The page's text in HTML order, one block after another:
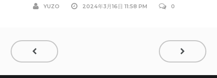
YUZO 2024年3月16日 11:58 PM 0